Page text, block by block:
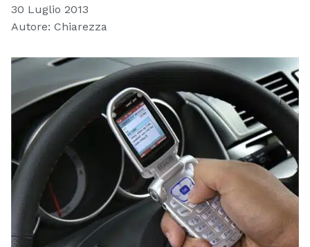
30 Luglio 2013
Autore: Chiarezza